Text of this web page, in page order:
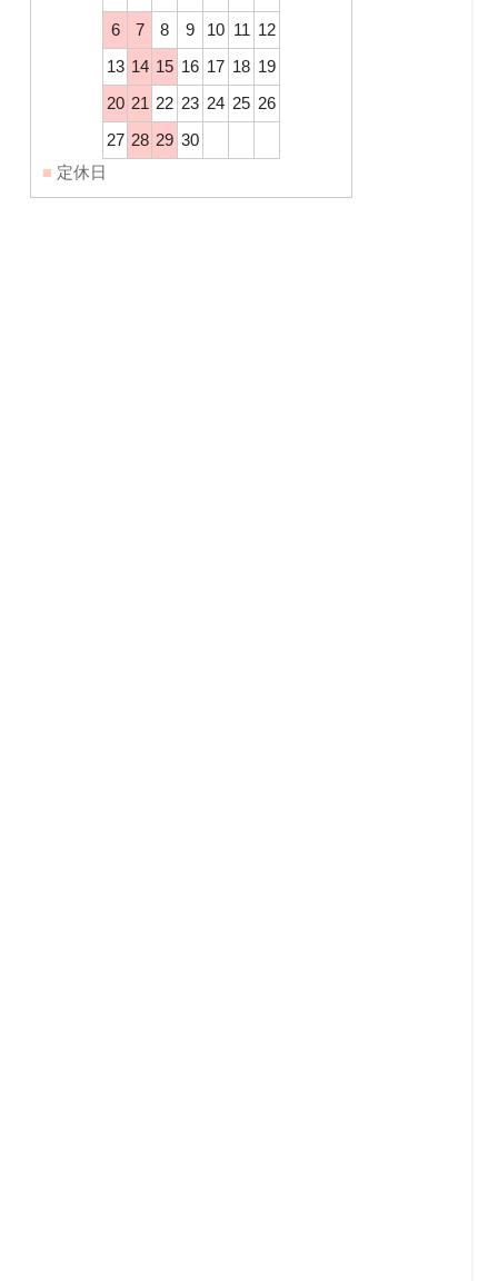
6
7 8 9 10 11 12
13 14 15 16 17 18 19
20 21 22 23 24 25 26
27 28 29 30
■ 定休日